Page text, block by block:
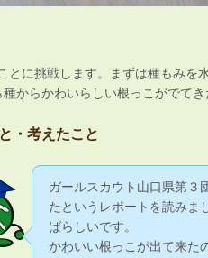
とに挑戦します。まずは種もみを
からかわいらしい根っこがでて
・考えたこと
ガールスカウト山口県第３
たというレポートを読みま
ばらしいです。
かわいい根っこが出て来た